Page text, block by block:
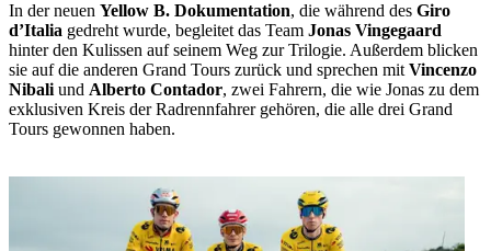
In der neuen Yellow B. Dokumentation, die während des Giro
d’Italia gedreht wurde, begleitet das Team Jonas Vingegaard
hinter den Kulissen auf seinem Weg zur Trilogie. Außerdem blicken
sie auf die anderen Grand Tours zurück und sprechen mit Vincenzo
Nibali und Alberto Contador, zwei Fahrern, die wie Jonas zu dem
exklusiven Kreis der Radrennfahrer gehören, die alle drei Grand
Tours gewonnen haben.